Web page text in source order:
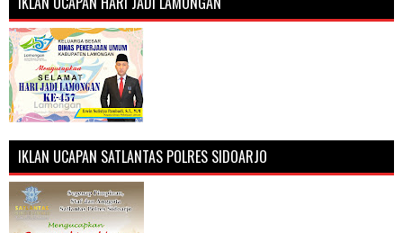
IKLAN UCAPAN SATLANTAS POLRES SIDOARJO